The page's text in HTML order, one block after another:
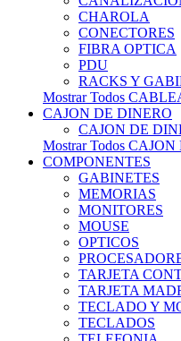
CHAROLA
CONECTORES
FIBRA OPTICA
PDU
RACKS Y
Mostrar Todos
CAJON DE DINERO
CAJON DE
Mostrar Todos
COMPONENTES
GABINETES
MEMORIAS
MONITORES
MOUSE
OPTICOS
TARJETA
TARJETA
TECLADO Y
TECLADOS